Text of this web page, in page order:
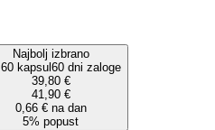
Najbolj izbrano
60 kapsul 60 dni zaloge
39,80 €
41,90 €
0,66 € na dan
5% popust